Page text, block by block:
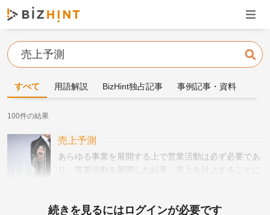
ナビ
検索
すべて 用語解説 BizHint独占記事 事例記事・資料
100件の結果
売上予測
あらゆる事業を展開する上で営業活動は必ず必要であ
り、営業活動を展開した結果、売上を計上することに
続きを見るにはログインが必要です